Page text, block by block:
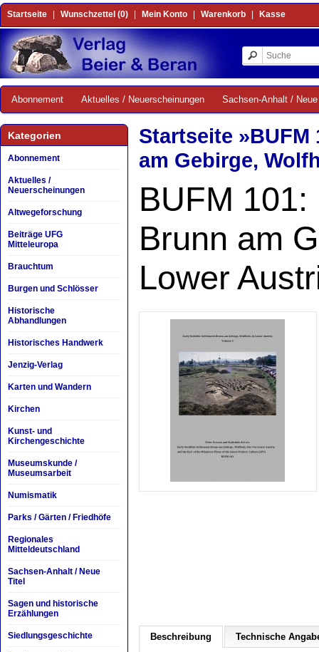
Startseite Wunschzettel (0) Mein Konto Warenkorb Kasse
Abonnement Aktuelles / Neuerscheinungen Sachsen-Anhalt /
Kategorien
Abonnement
Aktuelles /
Neuerscheinungen
Altwegeforschung
Beiträge UFG
Mitteleuropa
Brauchtum
Burgen und Schlösser
Historische
Abhandlungen
Historisches Handwerk
Jenzig-Verlag
Karten und Wandern
Kirchen
Kunst- und
Kirchengeschichte
Museumskunde /
Museumsarbeit
Numismatik
Parks / Gärten / Friedhöfe
Regionales
Mitteldeutschland
Sachsen-Anhalt / Neue
Titel
Sagen und historische
Erzählungen
Siedlungsgeschichte
Startseite »
am Gebirge,
BUFM
Brunn am
Lower
Beschreibung Technische